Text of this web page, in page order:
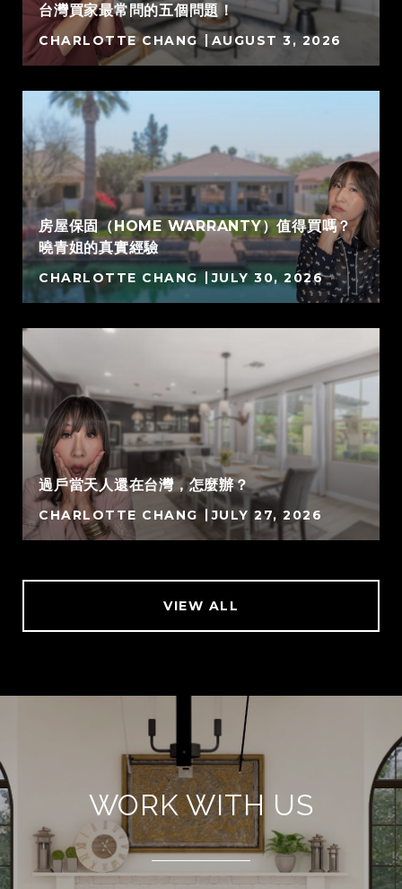
台灣買家最常問的五個問題！
CHARLOTTE CHANG AUGUST 3, 2026
房屋保固（HOME WARRANTY）值得買嗎？
曉青姐的真實經驗
CHARLOTTE CHANG JULY 30, 2026
過戶當天人還在台灣，怎麼辦？
CHARLOTTE CHANG JULY 27, 2026
VIEW ALL
WORK WITH US